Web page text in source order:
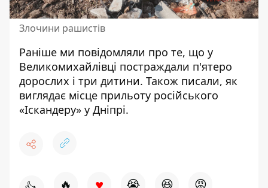
Злочини рашистів
Раніше ми повідомляли про те, що у
Великомихайлівці постраждали п'ятеро
дорослих і три дитини. Також писали, як
виглядає місце прильоту російського
«Іскандеру» у Дніпрі.
🔥 😭 😆 😡